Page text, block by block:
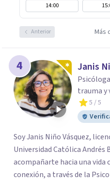
14:00
Anterior Más
4 Janis
trauma y
5 / 5
Soy Janis Niño Vásquez,
Universidad Católica Andrés
acompañarte hacia una vida
conexión, a través de la